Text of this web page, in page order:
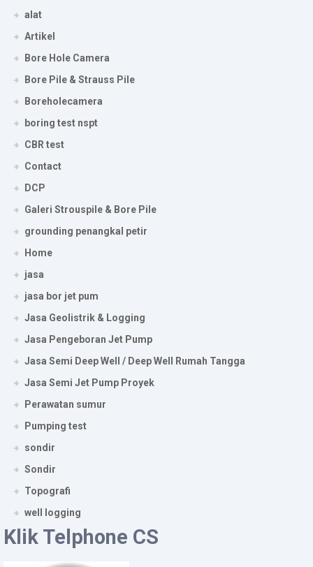
alat
Artikel
Bore Hole Camera
Bore Pile & Strauss Pile
Boreholecamera
boring test nspt
CBR test
Contact
DCP
Galeri Strouspile & Bore Pile
grounding penangkal petir
Home
jasa
jasa bor jet pum
Jasa Geolistrik & Logging
Jasa Pengeboran Jet Pump
Jasa Semi Deep Well / Deep Well Rumah Tangga
Jasa Semi Jet Pump Proyek
Perawatan sumur
Pumping test
sondir
Sondir
Topografi
well logging
Klik Telphone CS